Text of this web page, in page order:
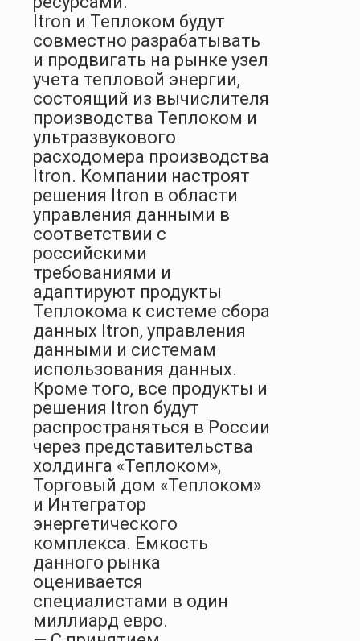
Itron и Теплоком будут
совместно разрабатывать
и продвигать на рынке узел
учета тепловой энергии,
состоящий из вычислителя
производства Теплоком и
ультразвукового
расходомера производства
Itron. Компании настроят
решения Itron в области
управления данными в
соответствии с
российскими
требованиями и
адаптируют продукты
Теплокома к системе сбора
данных Itron, управления
данными и системам
использования данных.
Кроме того, все продукты и
решения Itron будут
распространяться в России
через представительства
холдинга «Теплоком»,
Торговый дом «Теплоком»
и Интегратор
энергетического
комплекса. Емкость
данного рынка
оценивается
специалистами в один
миллиард евро.